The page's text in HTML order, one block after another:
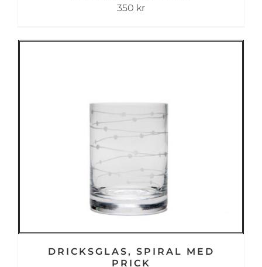
350 kr
DRICKSGLAS, SPIRAL MED
PRICK